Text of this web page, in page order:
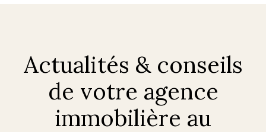
Actualités & conseils
de votre agence
immobilière au